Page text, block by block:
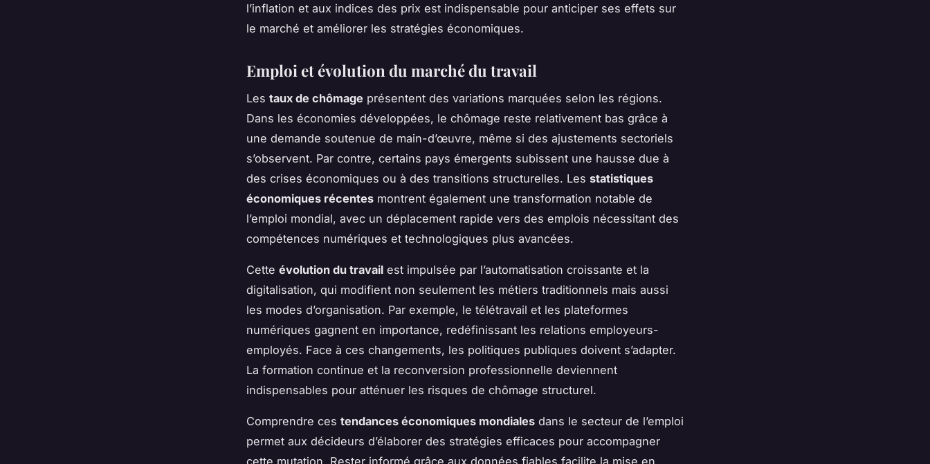
l’inflation et aux indices des prix est indispensable pour anticiper ses effets sur
le marché et améliorer les stratégies économiques.
Emploi et évolution du marché du travail
Les taux de chômage présentent des variations marquées selon les régions.
Dans les économies développées, le chômage reste relativement bas grâce à
une demande soutenue de main-d’œuvre, même si des ajustements sectoriels
s’observent. Par contre, certains pays émergents subissent une hausse due à
des crises économiques ou à des transitions structurelles. Les statistiques
économiques récentes montrent également une transformation notable de
l’emploi mondial, avec un déplacement rapide vers des emplois nécessitant des
compétences numériques et technologiques plus avancées.
Cette évolution du travail est impulsée par l’automatisation croissante et la
digitalisation, qui modifient non seulement les métiers traditionnels mais aussi
les modes d’organisation. Par exemple, le télétravail et les plateformes
numériques gagnent en importance, redéfinissant les relations employeurs-
employés. Face à ces changements, les politiques publiques doivent s’adapter.
La formation continue et la reconversion professionnelle deviennent
indispensables pour atténuer les risques de chômage structurel.
Comprendre ces tendances économiques mondiales dans le secteur de l’emploi
permet aux décideurs d’élaborer des stratégies efficaces pour accompagner